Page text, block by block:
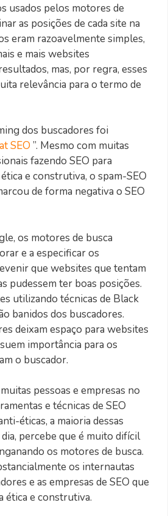
usados pelos motores de
as posições de cada site na
eram razoavelmente simples,
e mais websites
mas, por regra, esses
relevância para o termo de
dos buscadores foi
SEO ”. Mesmo com muitas
fazendo SEO para
e construtiva, o spam-SEO
de forma negativa o SEO
os motores de busca
e a especificar os
que websites que tentam
pudessem ter boas posições.
utilizando técnicas de Black
banidos dos buscadores.
deixam espaço para websites
importância para os
o buscador.
pessoas e empresas no
e técnicas de SEO
éticas, a maioria dessas
percebe que é muito difícil
os motores de busca.
os internautas
e as empresas de SEO que
ética e construtiva.